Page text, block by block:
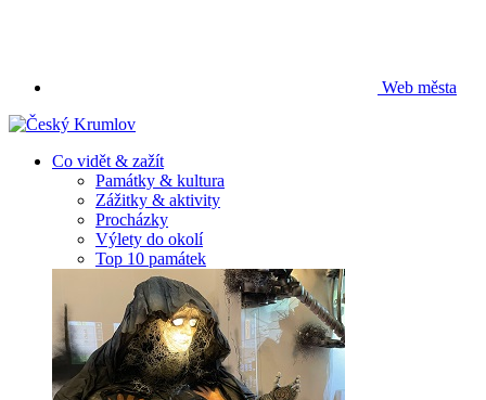
Web města
Co vidět & zažít
Památky & kultura
Zážitky & aktivity
Procházky
Výlety do okolí
Top 10 památek